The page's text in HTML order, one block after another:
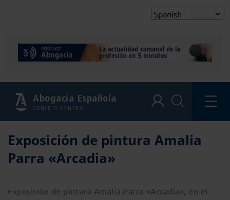
Abogacía Española
CONSEJO GENERAL
Exposición de pintura Amalia
Parra «Arcadia»
Exposición de pintura Amalia Parra «Arcadia», en el